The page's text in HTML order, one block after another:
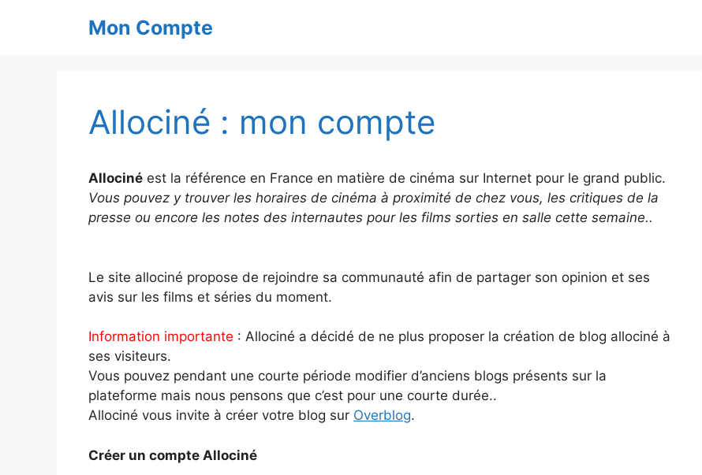
Mon Compte
Allociné : mon compte
Allociné est la référence en France en matière de cinéma sur Internet pour le grand public.
Vous pouvez y trouver les horaires de cinéma à proximité de chez vous, les critiques de la
presse ou encore les notes des internautes pour les films sorties en salle cette semaine..
Le site allociné propose de rejoindre sa communauté afin de partager son opinion et ses
avis sur les films et séries du moment.
Information importante : Allociné a décidé de ne plus proposer la création de blog allociné à
ses visiteurs.
Vous pouvez pendant une courte période modifier d’anciens blogs présents sur la
plateforme mais nous pensons que c’est pour une courte durée..
Allociné vous invite à créer votre blog sur Overblog.
Créer un compte Allociné